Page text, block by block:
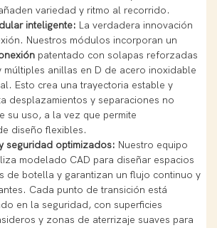
variedad y ritmo al recorrido.
inteligente: La verdadera innovación
Nuestros módulos incorporan un
patentado con solapas reforzadas
múltiples anillas en D de acero inoxidable
Esto crea una trayectoria estable y
desplazamientos y separaciones no
su uso, a la vez que permite
diseño flexibles.
seguridad optimizados: Nuestro equipo
modelado CAD para diseñar espacios
de botella y garantizan un flujo continuo y
Cada punto de transición está
en la seguridad, con superficies
y zonas de aterrizaje suaves para